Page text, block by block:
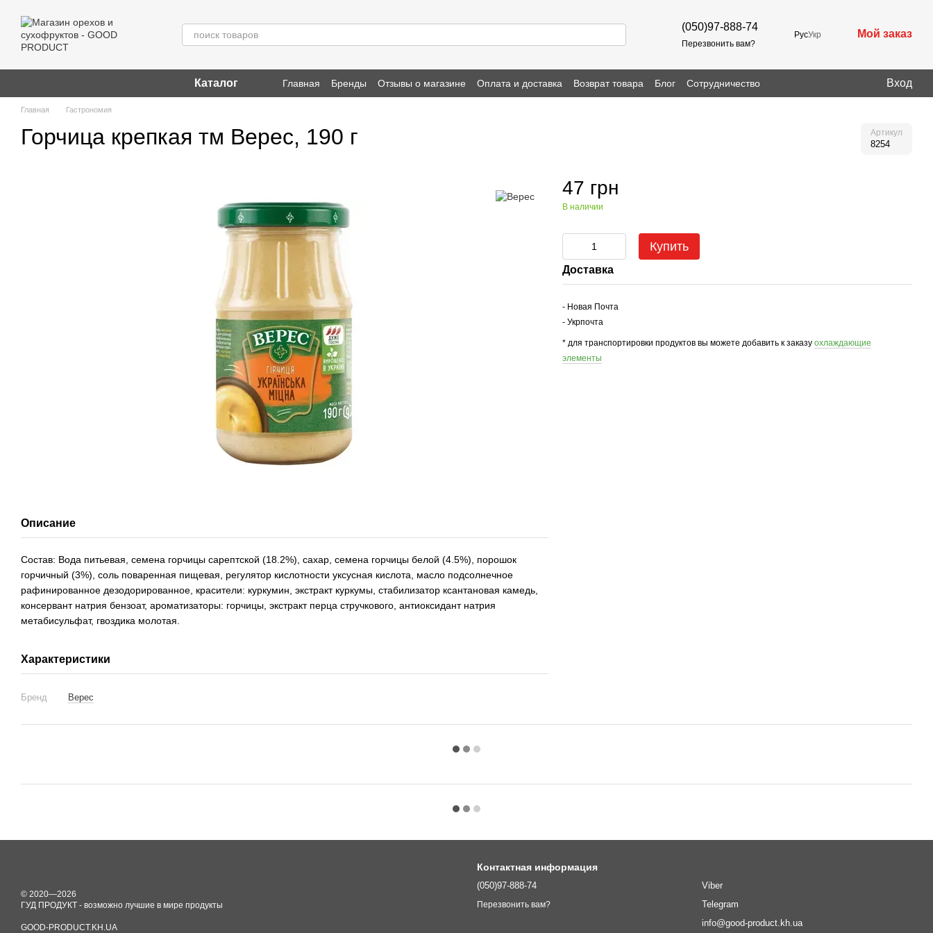
(050)97-888-74
Перезвонить вам?
РусУкр Мой заказ
Каталог Главная Бренды Отзывы о магазине Оплата и доставка Возврат товара Блог Сотрудничество Вход
Главная Гастрономия
Горчица крепкая тм Верес, 190 г Артикул
8254
Описание
Состав: Вода питьевая, семена горчицы сарептской (18.2%), сахар, семена горчицы белой (4.5%), порошок
горчичный (3%), соль поваренная пищевая, регулятор кислотности уксусная кислота, масло подсолнечное
рафинированное дезодорированное, красители: куркумин, экстракт куркумы, стабилизатор ксантановая камедь,
консервант натрия бензоат, ароматизаторы: горчицы, экстракт перца стручкового, антиоксидант натрия
метабисульфат, гвоздика молотая.
Характеристики
Бренд Верес
47 грн
В наличии
Купить
Доставка
- Новая Почта
- Укрпочта
* для транспортировки продуктов вы можете добавить к заказуохлаждающие
элементы
© 2020—2026
ГУД ПРОДУКТ - возможно лучшие в мире продукты
GOOD-PRODUCT.KH.UA
Контактная информация
(050)97-888-74
Перезвонить вам?
Viber
Telegram
info@good-product.kh.ua